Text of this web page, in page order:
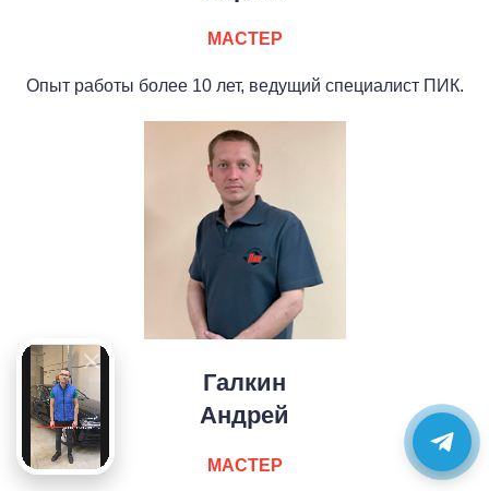
МАСТЕР
Опыт работы более 10 лет, ведущий специалист ПИК.
Галкин
Андрей
МАСТЕР